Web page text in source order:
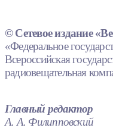
© Сетевое издание
«Федеральное
Всероссийская
радиовещательная
Главный редактор
А. А. Филипповский